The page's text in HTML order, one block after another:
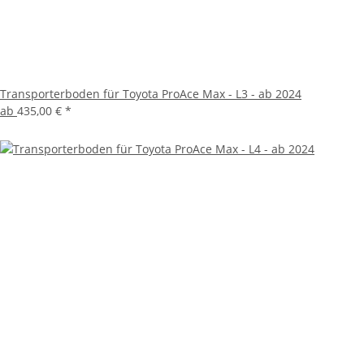
Transporterboden für Toyota ProAce Max - L3 - ab 2024
ab 435,00 € *